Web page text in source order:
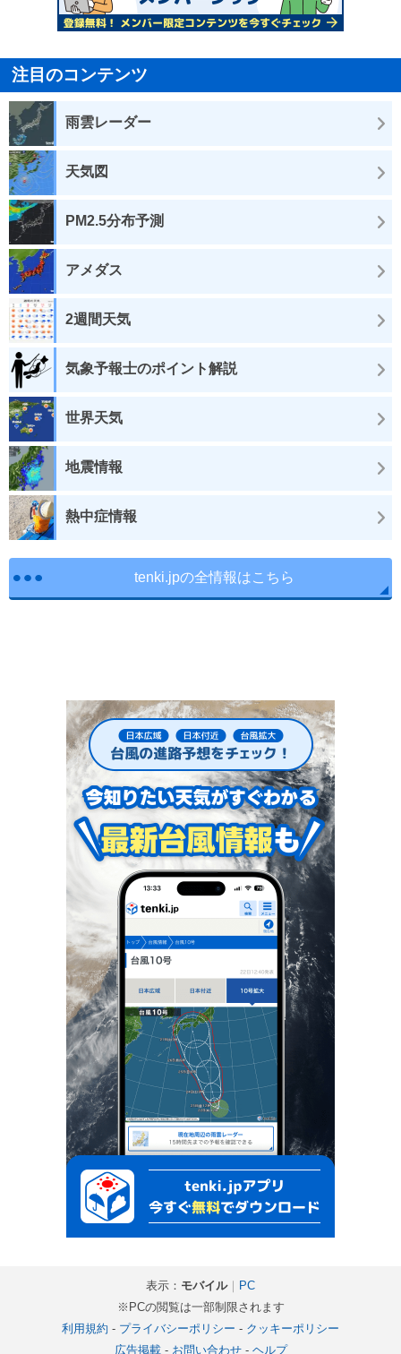
注目のコンテンツ
雨雲レーダー
天気図
PM2.5分布予測
アメダス
2週間天気
気象予報士のポイント解説
世界天気
地震情報
熱中症情報
tenki.jpの全情報はこちら
表示： モバイル｜ PC
※PCの閲覧は一部制限されます
利用規約 - プライバシーポリシー - クッキーポリシー
広告掲載- お問い合わせ- ヘルプ